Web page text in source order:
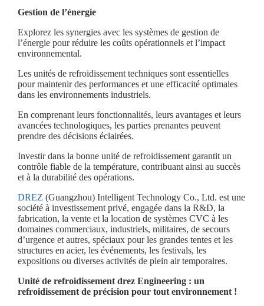
Gestion de l’énergie
Explorez les synergies avec les systèmes de gestion de
l’énergie pour réduire les coûts opérationnels et l’impact
environnemental.
Les unités de refroidissement techniques sont essentielles
pour maintenir des performances et une efficacité optimales
dans les environnements industriels.
En comprenant leurs fonctionnalités, leurs avantages et leurs
avancées technologiques, les parties prenantes peuvent
prendre des décisions éclairées.
Investir dans la bonne unité de refroidissement garantit un
contrôle fiable de la température, contribuant ainsi au succès
et à la durabilité des opérations.
DREZ (Guangzhou) Intelligent Technology Co., Ltd. est une
société à investissement privé, engagée dans la R&D, la
fabrication, la vente et la location de systèmes CVC à les
domaines commerciaux, industriels, militaires, de secours
d’urgence et autres, spéciaux pour les grandes tentes et les
structures en acier, les événements, les festivals, les
expositions ou diverses activités de plein air temporaires.
Unité de refroidissement drez Engineering : un
refroidissement de précision pour tout environnement !